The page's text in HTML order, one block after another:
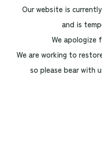
Our website is
and is
We apologize
We are working to
so please bear with